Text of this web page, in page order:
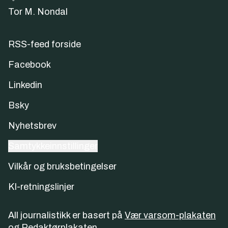
Tor M. Nondal
RSS-feed forside
Facebook
Linkedin
Bsky
Nyhetsbrev
Vilkår og bruksbetingelser
KI-retningslinjer
All journalistikk er basert på Vær varsom-plakaten